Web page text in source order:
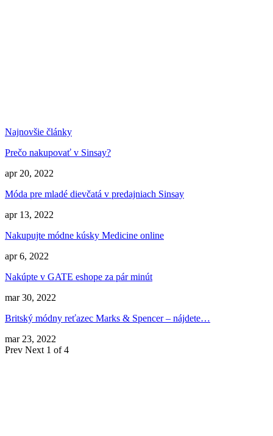
Najnovšie články
Prečo nakupovať v Sinsay?
apr 20, 2022
Móda pre mladé dievčatá v predajniach Sinsay
apr 13, 2022
Nakupujte módne kúsky Medicine online
apr 6, 2022
Nakúpte v GATE eshope za pár minút
mar 30, 2022
Britský módny reťazec Marks & Spencer – nájdete…
mar 23, 2022
Prev Next 1 of 4